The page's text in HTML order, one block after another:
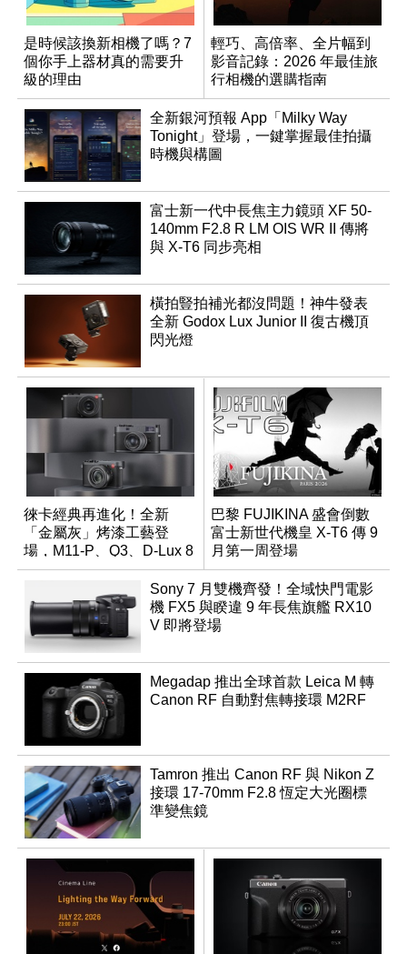
是時候該換新相機了嗎？7
個你手上器材真的需要升
級的理由
輕巧、高倍率、全片幅到
影音記錄：2026 年最佳旅
行相機的選購指南
全新銀河預報 App「Milky Way
Tonight」登場，一鍵掌握最佳拍攝
時機與構圖
富士新一代中長焦主力鏡頭 XF 50-
140mm F2.8 R LM OIS WR II 傳將
與 X-T6 同步亮相
橫拍豎拍補光都沒問題！神牛發表
全新 Godox Lux Junior II 復古機頂
閃光燈
徠卡經典再進化！全新
「金屬灰」烤漆工藝登
場，M11-P、Q3、D-Lux 8
領銜換裝
巴黎 FUJIKINA 盛會倒數
富士新世代機皇 X-T6 傳 9
月第一周登場
Sony 7 月雙機齊發！全域快門電影
機 FX5 與睽違 9 年長焦旗艦 RX10
V 即將登場
Megadap 推出全球首款 Leica M 轉
Canon RF 自動對焦轉接環 M2RF
Tamron 推出 Canon RF 與 Nikon Z
接環 17-70mm F2.8 恆定大光圈標
準變焦鏡